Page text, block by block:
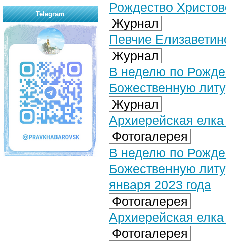
Рождество
Журнал
Певчие
Журнал
В неделю по
Божественную
Журнал
Архиерейская
Фотогалерея
В неделю по
Божественную
января 2023 года
Фотогалерея
Архиерейская
Фотогалерея
Telegram